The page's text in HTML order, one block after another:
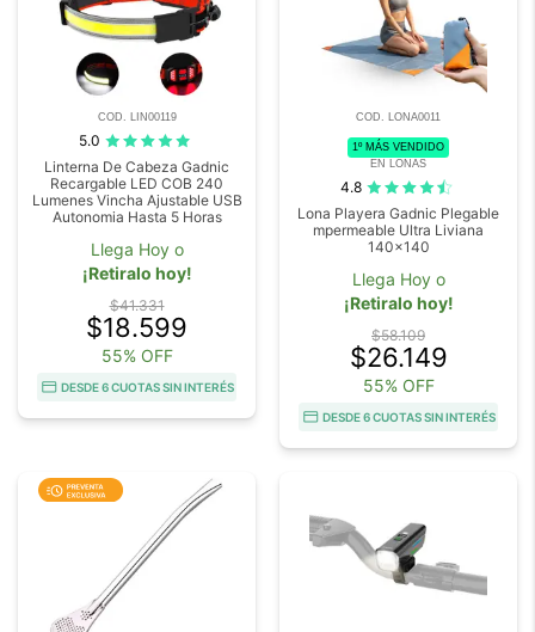
COD. LIN00119
5.0
Linterna De Cabeza Gadnic
Recargable LED COB 240
Lumenes Vincha Ajustable USB
Autonomia Hasta 5 Horas
Llega Hoy o
¡Retiralo hoy!
$41.331
$18.599
55% OFF
DESDE 6 CUOTAS SIN INTERÉS
COD. LONA0011
1º MÁS VENDIDO
EN LONAS
4.8
Lona Playera Gadnic Plegable
mpermeable Ultra Liviana
140x140
Llega Hoy o
¡Retiralo hoy!
$58.109
$26.149
55% OFF
DESDE 6 CUOTAS SIN INTERÉS